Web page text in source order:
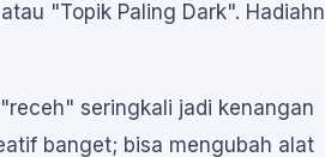
"Topik Paling Dark".
seringkali jadi kenangan
banget; bisa mengubah alat